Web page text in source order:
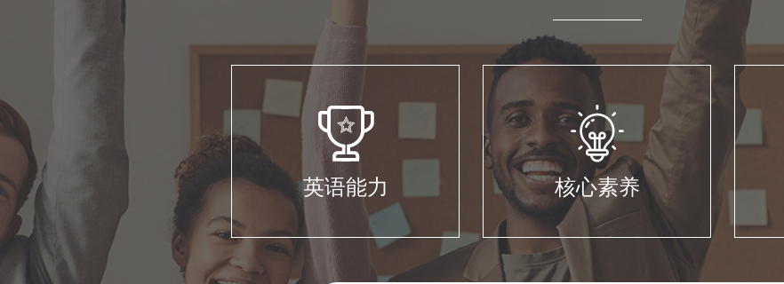

英语能力

核心素养